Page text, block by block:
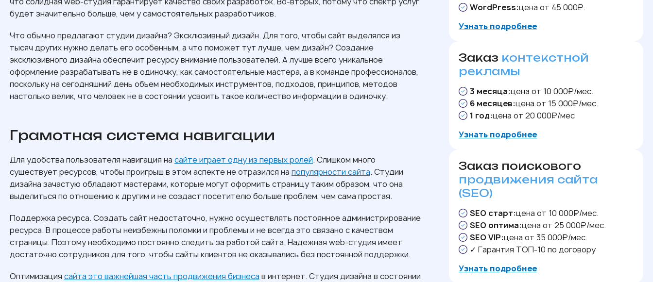
будет значительно больше, чем у самостоятельных разработчиков.
Что обычно предлагают студии дизайна? Эксклюзивный дизайн. Для того, чтобы сайт выделялся из
тысяч других нужно делать его особенным, а что поможет тут лучше, чем дизайн? Создание
эксклюзивного дизайна обеспечит ресурсу внимание пользователей. А лучше всего уникальное
оформление разрабатывать не в одиночку, как самостоятельные мастера, а в команде профессионалов,
поскольку на сегодняшний день объем необходимых инструментов, подходов, принципов, методов
настолько велик, что человек не в состоянии усвоить такое количество информации в одиночку.
Грамотная система навигации
Для удобства пользователя навигация на сайте играет одну из первых ролей. Слишком много
существует ресурсов, чтобы проигрыш в этом аспекте не отразился на популярности сайта. Студии
дизайна зачастую обладают мастерами, которые могут оформить страницу таким образом, что она
выделиться по отношению к другим и не создаст посетителю больше проблем, чем сама простая.
Поддержка ресурса. Создать сайт недостаточно, нужно осуществлять постоянное администрирование
ресурса. В процессе работы неизбежны поломки и проблемы и не всегда это связано с качеством
страницы. Поэтому необходимо постоянно следить за работой сайта. Надежная web-студия имеет
достаточно сотрудников для того, чтобы сайты клиентов не оказывались без постоянной поддержки.
Оптимизация сайта это важнейшая часть продвижения бизнеса в интернет. Студия дизайна в состоянии
WordPress:цена от 45 000₽.
Узнать подробнее
Заказ контекстной
рекламы
3 месяца:цена от 10 000₽/мес.
6 месяцев:цена от 15 000₽/мес.
1 год:цена от 20 000₽/мес
Узнать подробнее
Заказ поискового
продвижения сайта
(SEO)
SEO старт:цена от 10 000₽/мес.
SEO оптима:цена от 25 000₽/мес.
SEO VIP:цена от 35 000₽/мес.
✓ Гарантия ТОП-10 по договору
Узнать подробнее